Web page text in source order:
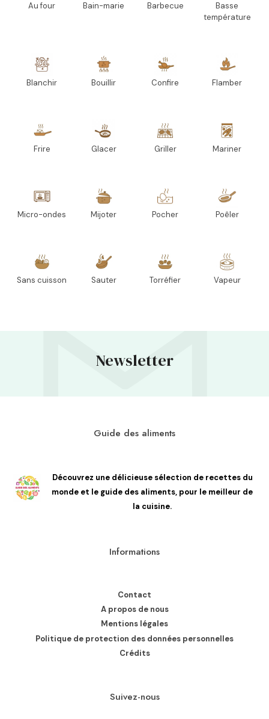
Au four Bain-marie Barbecue
Basse
température
Blanchir Bouillir Confire Flamber
Frire Glacer Griller Mariner
Micro-ondes Mijoter Pocher Poêler
Sans cuisson Sauter Torréfier Vapeur
Newsletter
Guide des aliments
Découvrez une délicieuse sélection de recettes du
monde et le guide des aliments, pour le meilleur de
la cuisine.
Informations
Contact
A propos de nous
Mentions légales
Politique de protection des données personnelles
Crédits
Suivez-nous